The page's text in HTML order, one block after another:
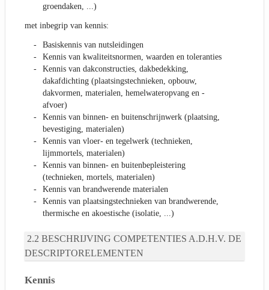
groendaken, ...)
met inbegrip van kennis:
Basiskennis van nutsleidingen
Kennis van kwaliteitsnormen, waarden en toleranties
Kennis van dakconstructies, dakbedekking,
dakafdichting (plaatsingstechnieken, opbouw,
dakvormen, materialen, hemelwateropvang en -
afvoer)
Kennis van binnen- en buitenschrijnwerk (plaatsing,
bevestiging, materialen)
Kennis van vloer- en tegelwerk (technieken,
lijmmortels, materialen)
Kennis van binnen- en buitenbepleistering
(technieken, mortels, materialen)
Kennis van brandwerende materialen
Kennis van plaatsingstechnieken van brandwerende,
thermische en akoestische (isolatie, ...)
BESCHRIJVING COMPETENTIES A.D.H.V. DE
DESCRIPTORELEMENTEN
Kennis